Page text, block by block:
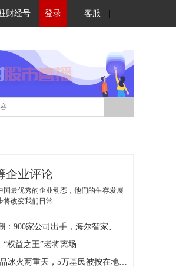
财经号 登录 客服
企业评论
国最优秀的企业动态，他们的生存发展
将改变我们日常
家公司出手，海尔智家、茅台等12家回购
“权益之王”老将离场
火两重天，5万基民被按在地上摩擦！